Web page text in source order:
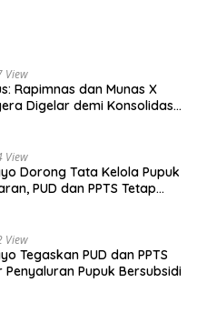
View
Rapimnas dan Munas X
Digelar demi Konsolidasi
View
Dorong Tata Kelola Pupuk
PUD dan PPTS Tetap
View
Tegaskan PUD dan PPTS
Penyaluran Pupuk Bersubsidi